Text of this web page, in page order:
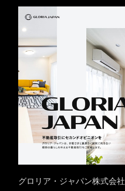
グロリア・ジャパン株式会社